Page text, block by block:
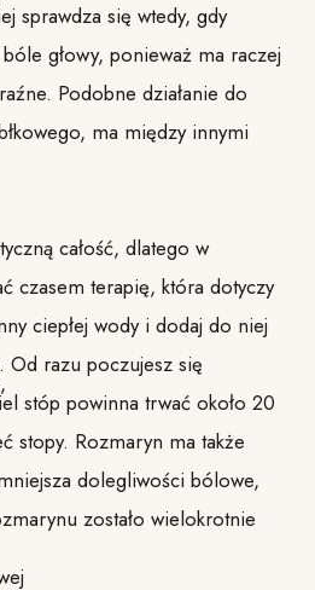
sprawdza się wtedy, gdy
głowy, ponieważ ma raczej
Podobne działanie do
ma między innymi
całość, dlatego w
czasem terapię, która dotyczy
ciepłej wody i dodaj do niej
razu poczujesz się
stóp powinna trwać około 20
stopy. Rozmaryn ma także
dolegliwości bólowe,
zostało wielokrotnie